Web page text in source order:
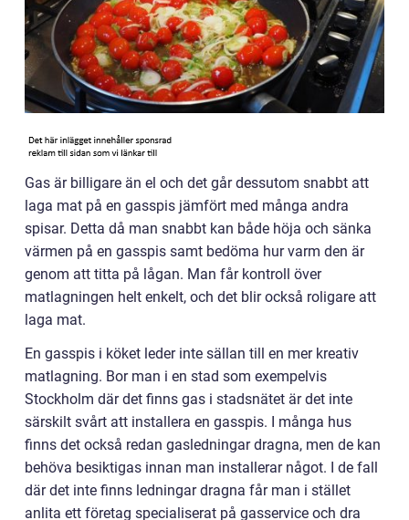
Gas är billigare än el och det går dessutom snabbt att
laga mat på en gasspis jämfört med många andra
spisar. Detta då man snabbt kan både höja och sänka
värmen på en gasspis samt bedöma hur varm den är
genom att titta på lågan. Man får kontroll över
matlagningen helt enkelt, och det blir också roligare att
laga mat.
En gasspis i köket leder inte sällan till en mer kreativ
matlagning. Bor man i en stad som exempelvis
Stockholm där det finns gas i stadsnätet är det inte
särskilt svårt att installera en gasspis. I många hus
finns det också redan gasledningar dragna, men de kan
behöva besiktigas innan man installerar något. I de fall
där det inte finns ledningar dragna får man i stället
anlita ett företag specialiserat på gasservice och dra